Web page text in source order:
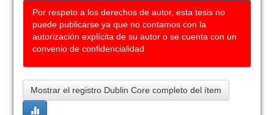
Por respeto a los derechos de autor, esta tesis no
puede publicarse ya que no contamos con la
autorización explícita de su autor o se cuenta con un
convenio de confidencialidad
Mostrar el registro Dublin Core completo del ítem